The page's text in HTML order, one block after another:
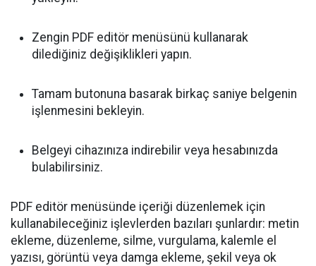
Zengin PDF editör menüsünü kullanarak
dilediğiniz değişiklikleri yapın.
Tamam butonuna basarak birkaç saniye belgenin
işlenmesini bekleyin.
Belgeyi cihazınıza indirebilir veya hesabınızda
bulabilirsiniz.
PDF editör menüsünde içeriği düzenlemek için
kullanabileceğiniz işlevlerden bazıları şunlardır: metin
ekleme, düzenleme, silme, vurgulama, kalemle el
yazısı, görüntü veya damga ekleme, şekil veya ok